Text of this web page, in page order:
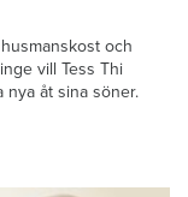
och
vill Tess Thi
nya åt sina söner.